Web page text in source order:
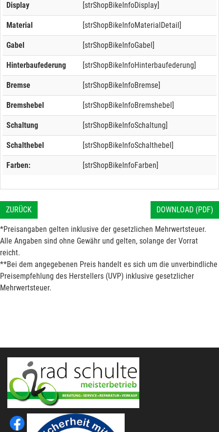
Display [strShopBikeInfoDisplay]
Material [strShopBikeInfoMaterialDetail]
Gabel [strShopBikeInfoGabel]
Hinterbaufederung [strShopBikeInfoHinterbaufederung]
Bremse [strShopBikeInfoBremse]
Bremshebel [strShopBikeInfoBremshebel]
Schaltung [strShopBikeInfoSchaltung]
Schalthebel [strShopBikeInfoSchalthebel]
Farben: [strShopBikeInfoFarben]
ZURÜCK DOWNLOAD (PDF)
*Preisangaben gelten inklusive der gesetzlichen Mehrwertsteuer.
Alle Angaben sind ohne Gewähr und gelten, solange der Vorrat
reicht.
**Bei dem angegebenen Preis handelt es sich um die unverbindliche
Preisempfehlung des Herstellers (UVP) inklusive gesetzlicher
Mehrwertsteuer.